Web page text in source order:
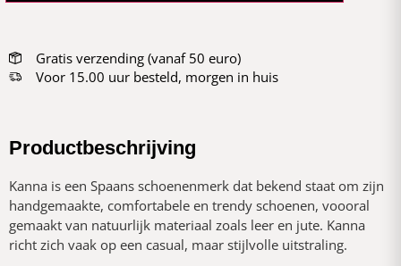
Gratis verzending (vanaf 50 euro)
Voor 15.00 uur besteld, morgen in huis
Productbeschrijving
Kanna is een Spaans schoenenmerk dat bekend staat om zijn
handgemaakte, comfortabele en trendy schoenen, voooral
gemaakt van natuurlijk materiaal zoals leer en jute. Kanna
richt zich vaak op een casual, maar stijlvolle uitstraling.